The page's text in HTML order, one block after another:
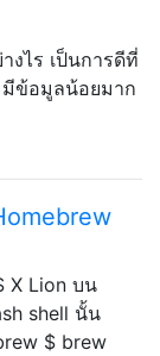
งไร เป็นการดีที่
มีข้อมูลน้อยมาก
X Lion บน
shell นั้น
$ brew